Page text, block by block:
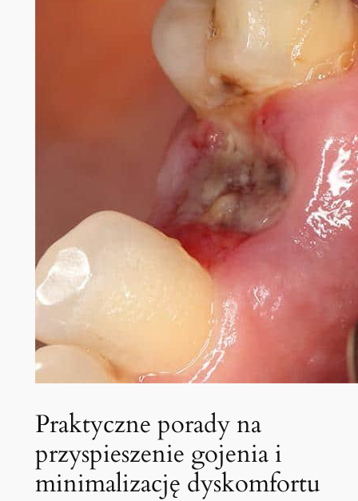
Praktyczne porady na
przyspieszenie gojenia i
minimalizację dyskomfortu